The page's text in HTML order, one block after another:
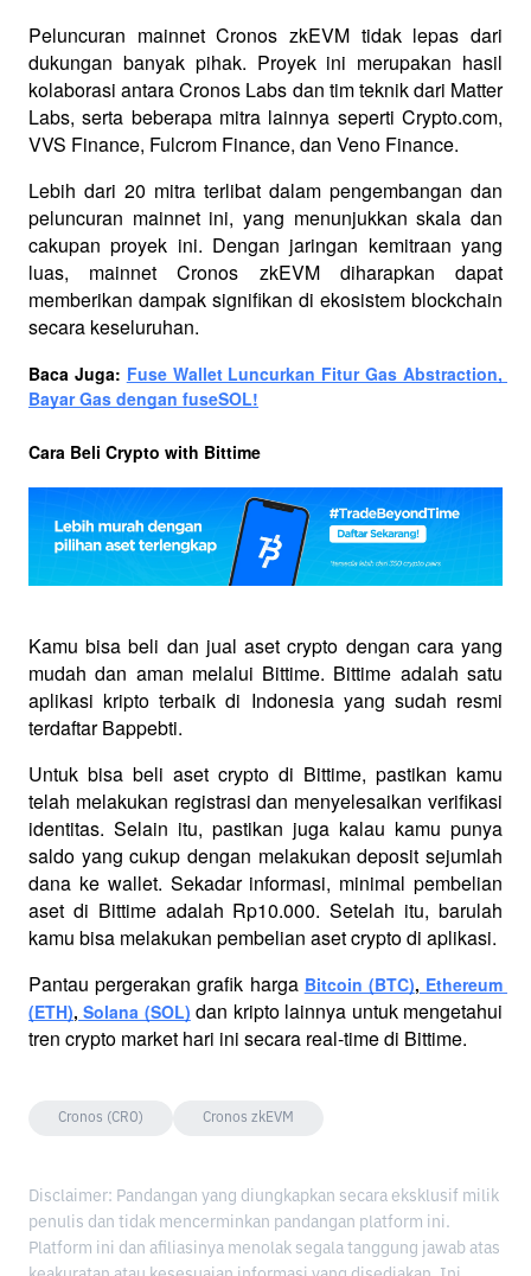
Peluncuran mainnet Cronos zkEVM tidak lepas dari
dukungan banyak pihak. Proyek ini merupakan hasil
kolaborasi antara Cronos Labs dan tim teknik dari Matter
Labs, serta beberapa mitra lainnya seperti Crypto.com,
VVS Finance, Fulcrom Finance, dan Veno Finance.
Lebih dari 20 mitra terlibat dalam pengembangan dan
peluncuran mainnet ini, yang menunjukkan skala dan
cakupan proyek ini. Dengan jaringan kemitraan yang
luas, mainnet Cronos zkEVM diharapkan dapat
memberikan dampak signifikan di ekosistem blockchain
secara keseluruhan.
Baca Juga: Fuse Wallet Luncurkan Fitur Gas Abstraction,
Bayar Gas dengan fuseSOL!
Cara Beli Crypto with Bittime
Kamu bisa beli dan jual aset crypto dengan cara yang
mudah dan aman melalui Bittime. Bittime adalah satu
aplikasi kripto terbaik di Indonesia yang sudah resmi
terdaftar Bappebti.
Untuk bisa beli aset crypto di Bittime, pastikan kamu
telah melakukan registrasi dan menyelesaikan verifikasi
identitas. Selain itu, pastikan juga kalau kamu punya
saldo yang cukup dengan melakukan deposit sejumlah
dana ke wallet. Sekadar informasi, minimal pembelian
aset di Bittime adalah Rp10.000. Setelah itu, barulah
kamu bisa melakukan pembelian aset crypto di aplikasi.
Pantau pergerakan grafik harga Bitcoin (BTC), Ethereum
(ETH), Solana (SOL) dan kripto lainnya untuk mengetahui
tren crypto market hari ini secara real-time di Bittime.
Cronos (CRO) Cronos zkEVM
Disclaimer: Pandangan yang diungkapkan secara eksklusif milik
penulis dan tidak mencerminkan pandangan platform ini.
Platform ini dan afiliasinya menolak segala tanggung jawab atas